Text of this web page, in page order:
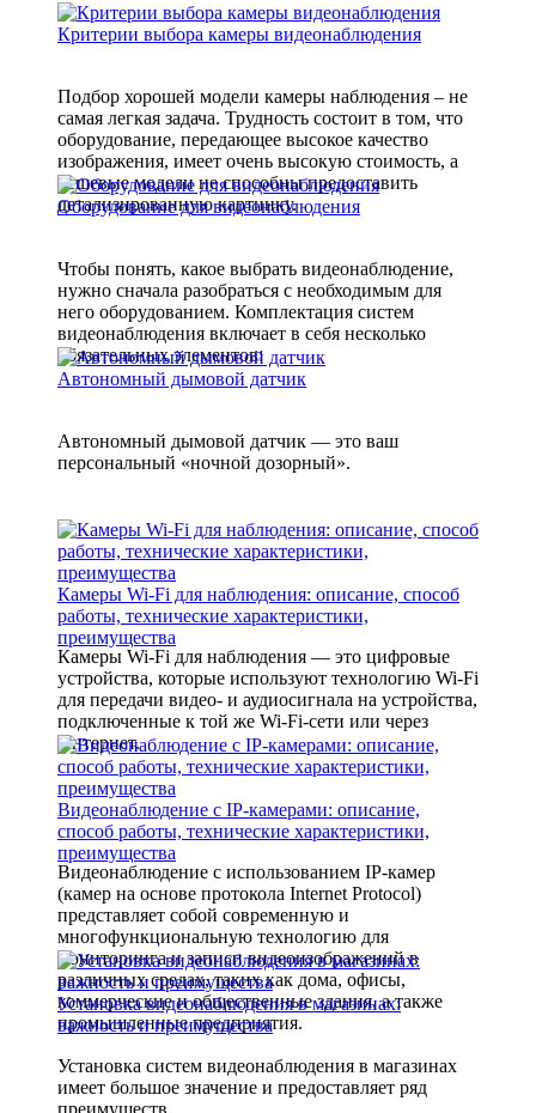
Критерии выбора камеры видеонаблюдения
Подбор хорошей модели камеры наблюдения – не
самая легкая задача. Трудность состоит в том, что
оборудование, передающее высокое качество
изображения, имеет очень высокую стоимость, а
дешевые модели не способны предоставить
детализированную картинку.
Оборудование для видеонаблюдения
Чтобы понять, какое выбрать видеонаблюдение,
нужно сначала разобраться с необходимым для
него оборудованием. Комплектация систем
видеонаблюдения включает в себя несколько
обязательных элементов:
Автономный дымовой датчик
Автономный дымовой датчик — это ваш
персональный «ночной дозорный».
Камеры Wi-Fi для наблюдения: описание, способ
работы, технические характеристики,
преимущества
Камеры Wi-Fi для наблюдения — это цифровые
устройства, которые используют технологию Wi-Fi
для передачи видео- и аудиосигнала на устройства,
подключенные к той же Wi-Fi-сети или через
Интернет.
Видеонаблюдение с IP-камерами: описание,
способ работы, технические характеристики,
преимущества
Видеонаблюдение с использованием IP-камер
(камер на основе протокола Internet Protocol)
представляет собой современную и
многофункциональную технологию для
мониторинга и записи видеоизображений в
различных средах, таких как дома, офисы,
коммерческие и общественные здания, а также
промышленные предприятия.
Установка видеонаблюдения в магазинах:
важность и преимущества
Установка систем видеонаблюдения в магазинах
имеет большое значение и предоставляет ряд
преимуществ.